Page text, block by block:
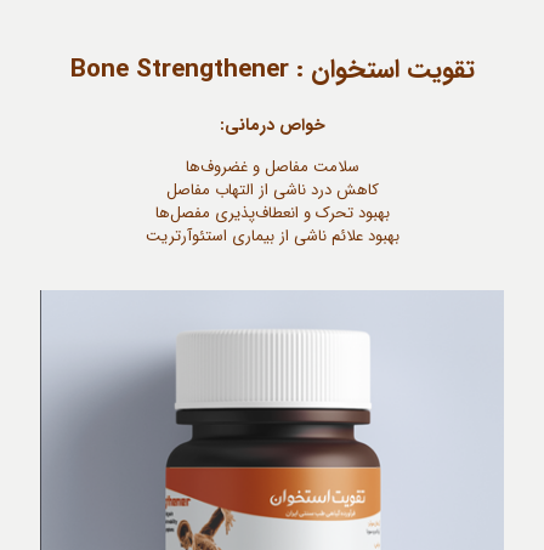
تقویت استخوان : Bone Strengthener
خواص درمانی:
سلامت مفاصل و غضروف‌ها
کاهش درد ناشی از التهاب مفاصل
بهبود تحرک و انعطاف‌پذیری مفصل‌ها
بهبود علائم ناشی از بیماری استئوآرتریت